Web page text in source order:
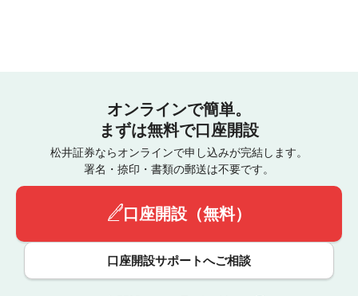
オンラインで簡単。
まずは無料で口座開設
松井証券ならオンラインで申し込みが完結します。
署名・捺印・書類の郵送は不要です。
口座開設（無料）
口座開設サポートへご相談